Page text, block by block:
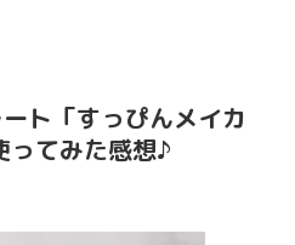
ト「すっぴんメイカ
ってみた感想♪